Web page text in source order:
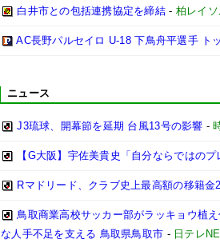
白井市との包括連携協定を締結 - 柏レイ
AC長野パルセイロ U-18 下鳥舟平選手 ト
ニュース
J3琉球、開幕節を延期 台風13号の影響 -
【G大阪】宇佐美貴史「自分ならではの
Rマドリード、クラブ史上最高額の移籍
鳥取商業高校サッカー部がラッキョウ植
な人手不足を支える 鳥取県鳥取市 - 日テレ